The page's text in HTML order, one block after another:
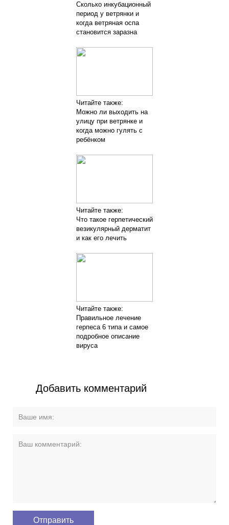
Сколько инкубационный
период у ветрянки и
когда ветряная оспа
становится заразна
Читайте также:
Можно ли выходить на
улицу при ветрянке и
когда можно гулять с
ребёнком
Читайте также:
Что такое герпетический
везикулярный дерматит
и как его лечить
Читайте также:
Правильное лечение
герпеса 6 типа и самое
подробное описание
вируса
Добавить комментарий